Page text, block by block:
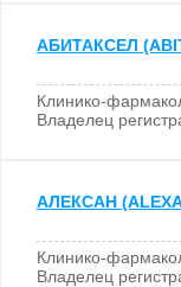
АБИТАКСЕЛ
Клинико-
Владелец
АЛЕКСАН
Клинико-
Владелец